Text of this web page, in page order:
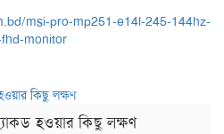
হওয়ার কিছু লক্ষণ